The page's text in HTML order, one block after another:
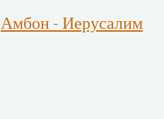
Амбон - Иерусалим